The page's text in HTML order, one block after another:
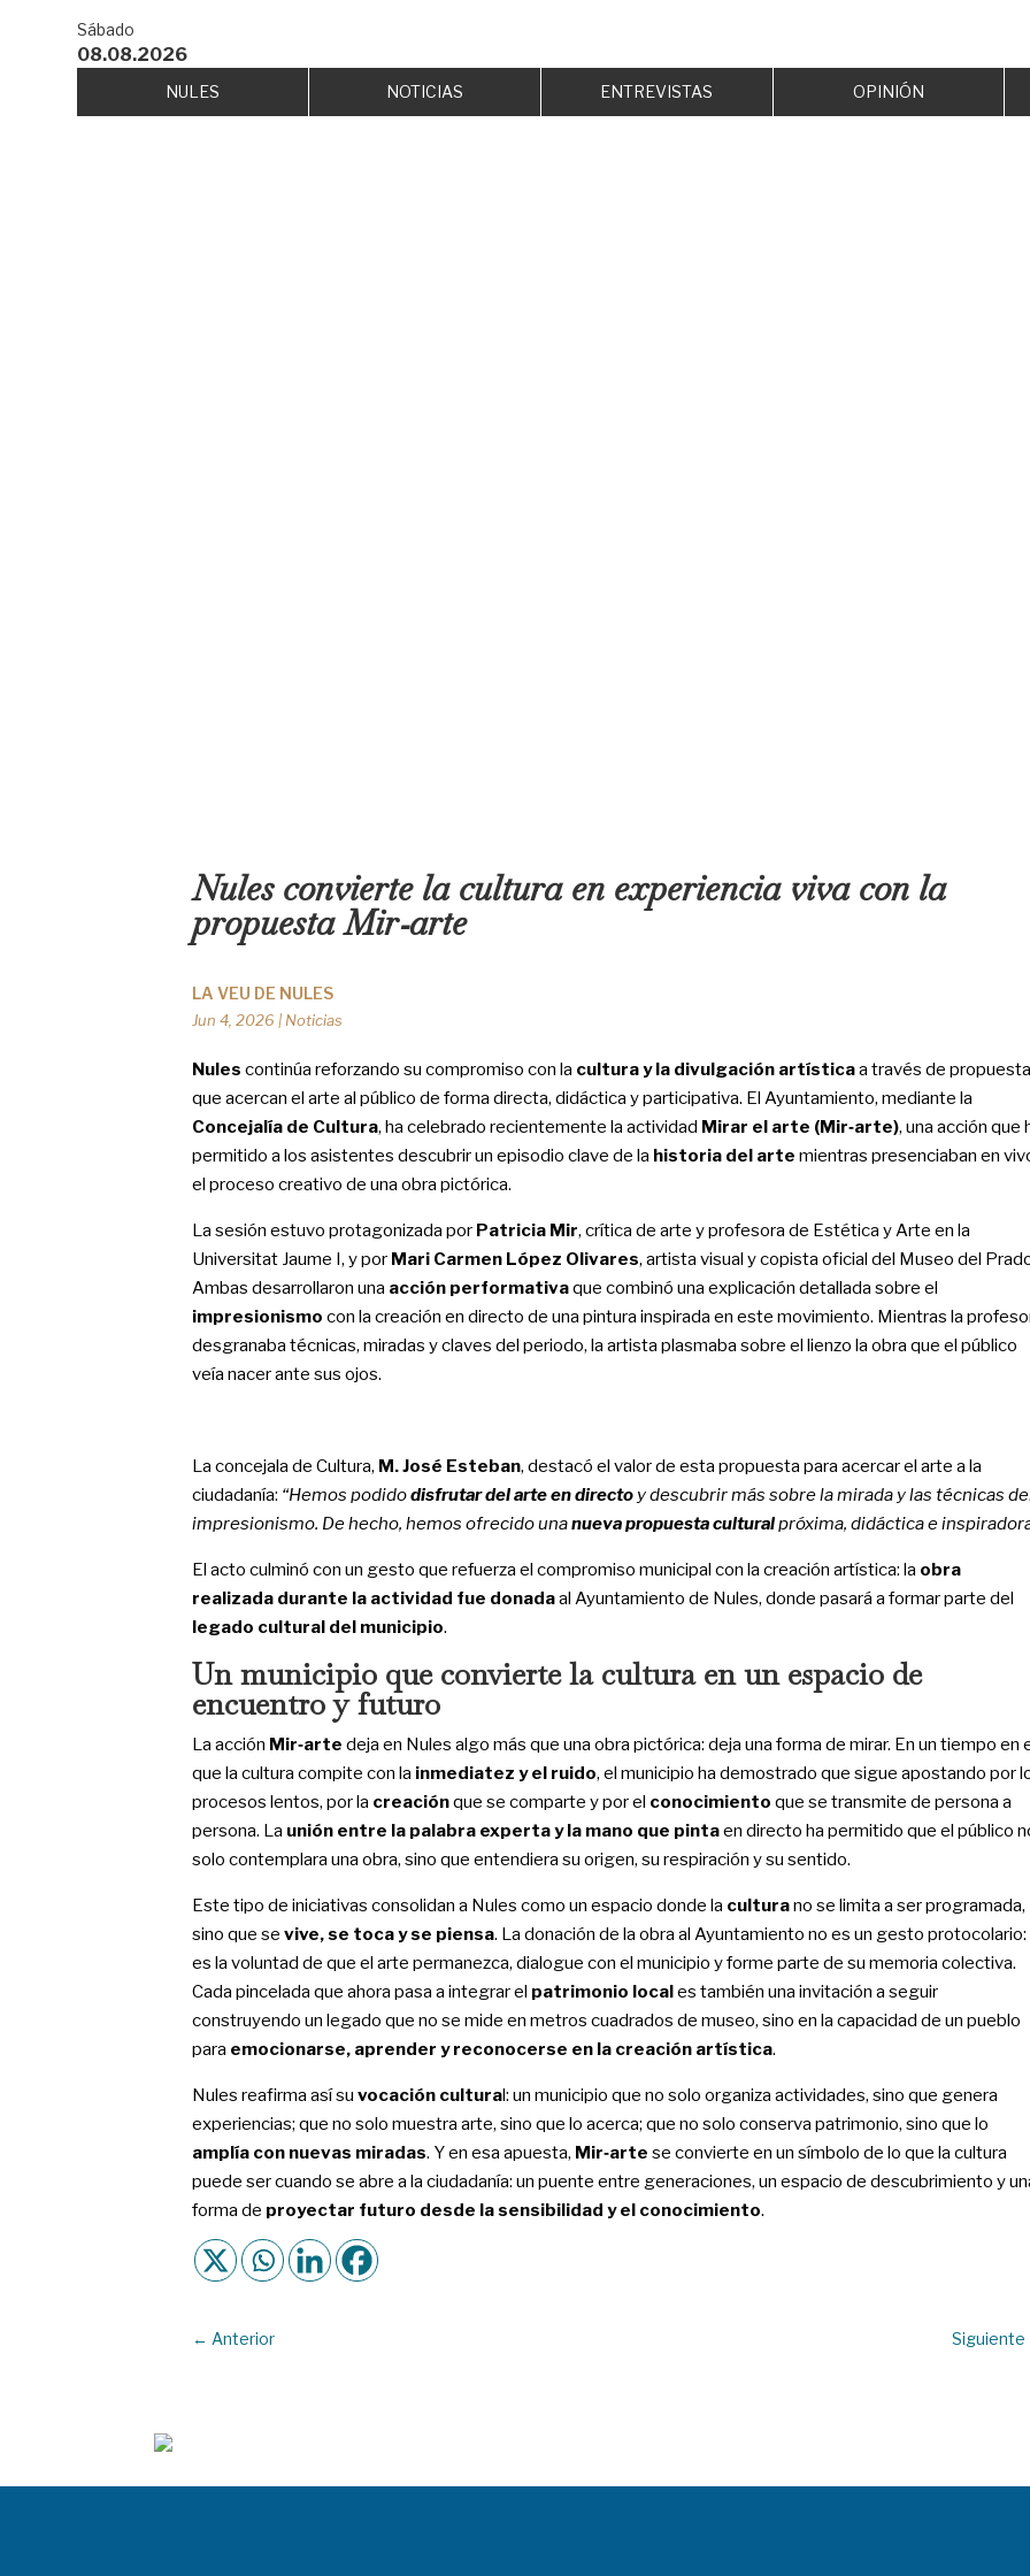
Sábado
08.08.2026
NULES NOTICIAS ENTREVISTAS OPINIÓN
Nules convierte la cultura en experiencia viva con la
propuesta Mir‑arte
LA VEU DE NULES
Jun 4, 2026 | Noticias
Nules continúa reforzando su compromiso con la cultura y la divulgación artísticaa través de
que acercan el arte al público de forma directa, didáctica y participativa. El Ayuntamiento, mediante la
Concejalía de Cultura, ha celebrado recientemente la actividad Mirar el arte (Mir‑arte), una acción que
permitido a los asistentes descubrir un episodio clave de la historia del arte mientras presenciaban en
el proceso creativo de una obra pictórica.
La sesión estuvo protagonizada por Patricia Mir, crítica de arte y profesora de Estética y Arte en la
Universitat Jaume I, y por Mari Carmen López Olivares, artista visual y copista oficial del Museo del
Ambas desarrollaron una acción performativaque combinó una explicación detallada sobre el
impresionismo con la creación en directo de una pintura inspirada en este movimiento. Mientras la
desgranaba técnicas, miradas y claves del periodo, la artista plasmaba sobre el lienzo la obra que el público
veía nacer ante sus ojos.
La concejala de Cultura, M. José Esteban, destacó el valor de esta propuesta para acercar el arte a la
ciudadanía: “Hemos podidodisfrutar del arte en directo y descubrir más sobre la mirada y las técnicas
impresionismo. De hecho, hemos ofrecido unanueva propuesta culturalpróxima, didáctica e
El acto culminó con un gesto que refuerza el compromiso municipal con la creación artística: la obra
realizada durante la actividad fue donadaal Ayuntamiento de Nules, donde pasará a formar parte del
legado cultural del municipio.
Un municipio que convierte la cultura en un espacio de
encuentro y futuro
La acción Mir‑arte deja en Nules algo más que una obra pictórica: deja una forma de mirar. En un tiempo en
que la cultura compite con la inmediatez y el ruido, el municipio ha demostrado que sigue apostando por
procesos lentos, por la creaciónque se comparte y por el conocimiento que se transmite de persona a
persona. La unión entre la palabra experta y la mano que pintaen directo ha permitido que el público
solo contemplara una obra, sino que entendiera su origen, su respiración y su sentido.
Este tipo de iniciativas consolidan a Nules como un espacio donde la culturano se limita a ser programada,
sino que se vive, se toca y se piensa. La donación de la obra al Ayuntamiento no es un gesto protocolario:
es la voluntad de que el arte permanezca, dialogue con el municipio y forme parte de su memoria colectiva.
Cada pincelada que ahora pasa a integrar el patrimonio locales también una invitación a seguir
construyendo un legado que no se mide en metros cuadrados de museo, sino en la capacidad de un pueblo
para emocionarse, aprender y reconocerse en la creación artística.
Nules reafirma así su vocación cultural: un municipio que no solo organiza actividades, sino que genera
experiencias; que no solo muestra arte, sino que lo acerca; que no solo conserva patrimonio, sino que lo
amplía con nuevas miradas. Y en esa apuesta, Mir‑arte se convierte en un símbolo de lo que la cultura
puede ser cuando se abre a la ciudadanía: un puente entre generaciones, un espacio de descubrimiento y
forma de proyectar futuro desde la sensibilidad y el conocimiento.
← Anterior Siguiente